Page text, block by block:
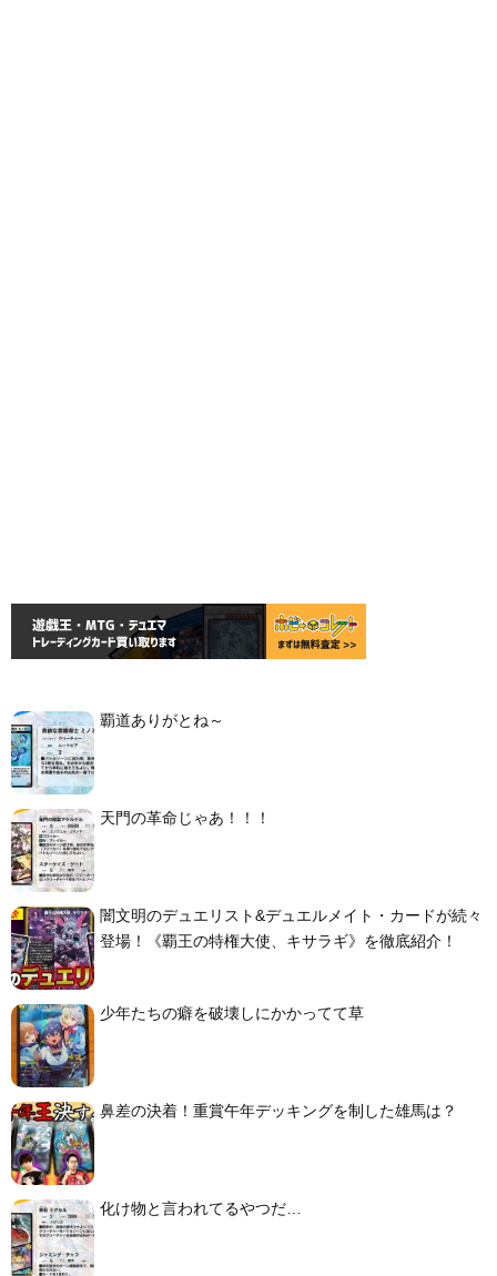
覇道ありがとね～
天門の革命じゃあ！！！
闇文明のデュエリスト&デュエルメイト・カードが続々
登場！《覇王の特権大使、キサラギ》を徹底紹介！
少年たちの癖を破壊しにかかってて草
鼻差の決着！重賞午年デッキングを制した雄馬は？
化け物と言われてるやつだ…